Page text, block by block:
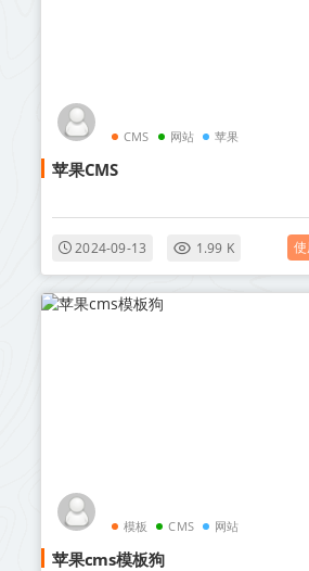
CMS 网站 苹果
苹果CMS
2024-09-13 1.99 K
模板 CMS 网站
苹果cms模板狗